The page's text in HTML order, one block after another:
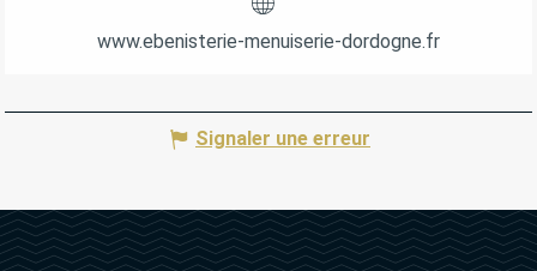
www.ebenisterie-menuiserie-dordogne.fr
Signaler une erreur